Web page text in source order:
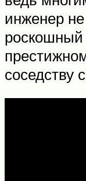
инженер
роскошный
соседству